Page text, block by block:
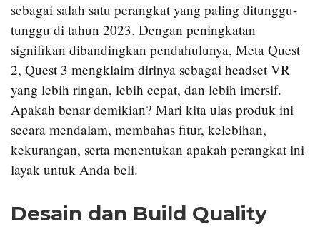
sebagai salah satu perangkat yang paling ditunggu-
tunggu di tahun 2023. Dengan peningkatan
signifikan dibandingkan pendahulunya, Meta Quest
2, Quest 3 mengklaim dirinya sebagai headset VR
yang lebih ringan, lebih cepat, dan lebih imersif.
Apakah benar demikian? Mari kita ulas produk ini
secara mendalam, membahas fitur, kelebihan,
kekurangan, serta menentukan apakah perangkat ini
layak untuk Anda beli.
Desain dan Build Quality